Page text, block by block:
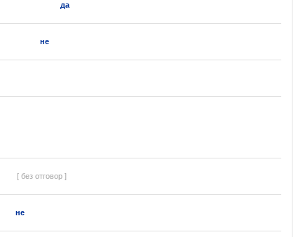
да
не
[ без отговор ]
не